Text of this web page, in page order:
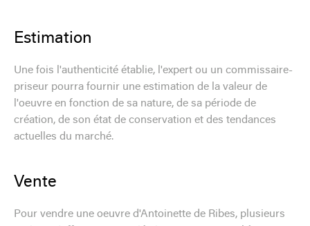
Estimation
Une fois l'authenticité établie, l'expert ou un commissaire-
priseur pourra fournir une estimation de la valeur de
l'oeuvre en fonction de sa nature, de sa période de
création, de son état de conservation et des tendances
actuelles du marché.
Vente
Pour vendre une oeuvre d'Antoinette de Ribes, plusieurs